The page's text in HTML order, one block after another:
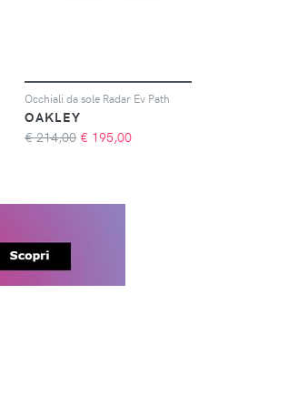
Occhiali da sole Radar Ev Path
OAKLEY
€ 214,00 € 195,00